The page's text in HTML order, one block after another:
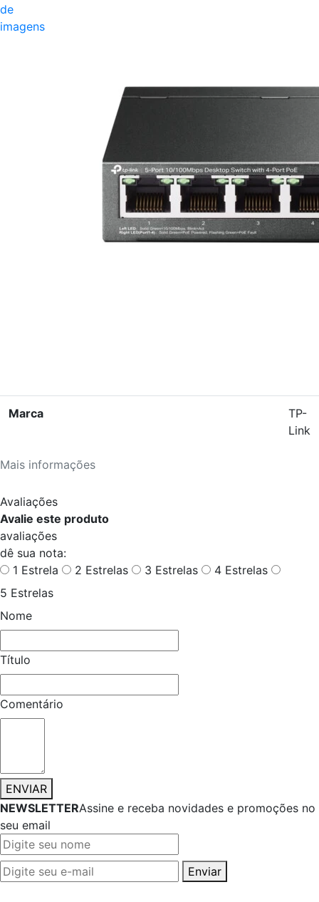
de
imagens
Mais informações
Marca
TP-
Link
Avaliações
Avalie este produto
avaliações
dê sua nota:
1 Estrela
2 Estrelas 3 Estrelas
4 Estrelas
5 Estrelas
Nome
Título
Comentário
ENVIAR
NEWSLETTERAssine e receba novidades e promoções no
seu email
Enviar